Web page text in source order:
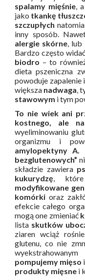
spalamy mięśnie,
jako tkankę
szczupłych
inny sposób.
alergie skórne, lub
Bardzo często
biodro – to
dieta pszeniczna
powoduje zapalenie i
większa nadwaga,
stawowym i tym
To nie wiek ani
kostnego, ale
wyeliminowaniu
organizmu i
amylopektyny A.
bezglutenowych”
składzie zawiera
kukurydzę, które
modyfikowane
komórki oraz
efekcie całego
mogą one zmieniać
lista skutków
ziaren wciąż
glutenu, co nie
pompujemy mięso i
produkty mięsne i